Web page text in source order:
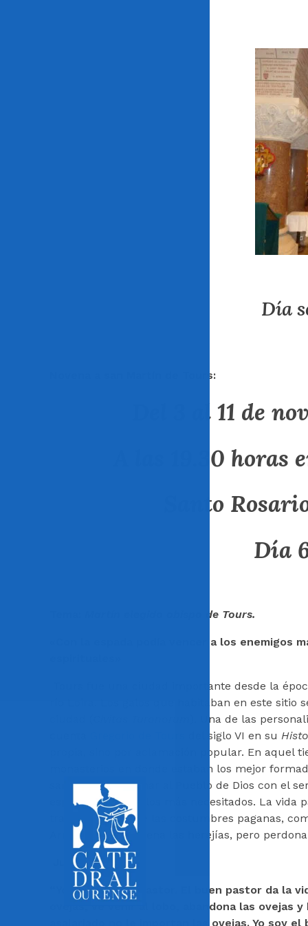
Día
Novena a san Martín de Tours:
Del 3 al 11 de
A las 19.30
Santo
Día
Martín elegido obispo de Tours.
«Con la espada podía vencer a los enemigos
Tours fue una ciudad importante desde la
río Loira. Los galos que habitaban en este sitio
). Una de las
del siglo VI en su
propia, sino por aclamación popular. En aquel
monasterios en donde estaban los mejor
santificar y gobernar al Pueblo de Dios con el
especial para con los más necesitados. La
transformación de las costumbres paganas,
Arrio. Martín condena las herejías, pero
Juan 10, 11- 14:
“Yo soy el buen Pastor. El buen pastor da la
ovejas, ve venir al lobo, abandona las ovejas
asalariado no le importan las ovejas. Yo soy